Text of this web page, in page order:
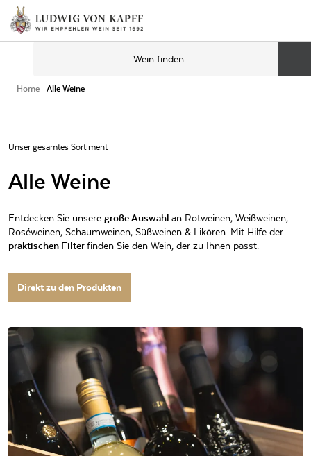
Home Alle Weine
Unser gesamtes Sortiment
Alle Weine
Entdecken Sie unsere große Auswahl an Rotweinen, Weißweinen,
Roséweinen, Schaumweinen, Süßweinen & Likören. Mit Hilfe der
praktischen Filterfinden Sie den Wein, der zu Ihnen passt.
Direkt zu den Produkten